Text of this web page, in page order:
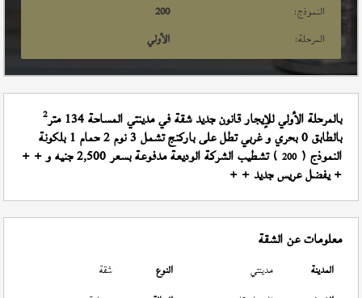
النموذج:
200
المرحلة:
الأولي
بالمرحلة الأولي للإيجار قانون جديد شقة في مدينتي المساحة 134 متر 2
بالطابق 0 بحري و غربي تطل على باركنج تشمل 3 نوم 2 حمام 1 بلكونة
النموذج (200 ) تشطيب الشركة الوديعة مدفوعة بسعر 2,500 جنيه و + +
+ يفضل عريس جديد + +
معلومات عن الشقة
المدينة مدينتي النوع
شقة